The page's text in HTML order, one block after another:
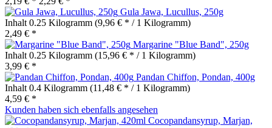
Gula Jawa, Lucullus, 250g
Inhalt 0.25 Kilogramm (9,96 € * / 1 Kilogramm)
2,49 € *
Margarine "Blue Band", 250g
Inhalt 0.25 Kilogramm (15,96 € * / 1 Kilogramm)
3,99 € *
Pandan Chiffon, Pondan, 400g
Inhalt 0.4 Kilogramm (11,48 € * / 1 Kilogramm)
4,59 € *
Kunden haben sich ebenfalls angesehen
Cocopandansyrup, Marjan,